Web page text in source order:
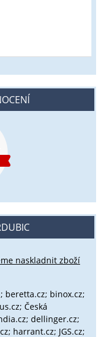
naskladnit zboží
beretta.cz; binox.cz;
Česká
dellinger.cz;
harrant.cz; JGS.cz;